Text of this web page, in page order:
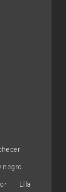
negro
Lila